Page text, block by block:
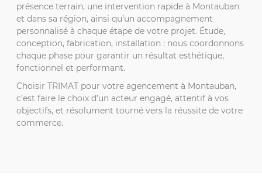
présence terrain, une intervention rapide à Montauban
et dans sa région, ainsi qu’un accompagnement
personnalisé à chaque étape de votre projet. Étude,
conception, fabrication, installation : nous coordonnons
chaque phase pour garantir un résultat esthétique,
fonctionnel et performant.
Choisir TRIMAT pour votre agencement à Montauban,
c’est faire le choix d’un acteur engagé, attentif à vos
objectifs, et résolument tourné vers la réussite de votre
commerce.